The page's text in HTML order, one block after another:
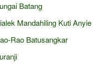
Batang
Mandahiling Kuti Anyie
Rao Batusangkar